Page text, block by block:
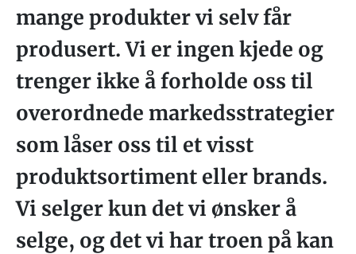
mange produkter vi selv får
produsert. Vi er ingen kjede og
trenger ikke å forholde oss til
overordnede markedsstrategier
som låser oss til et visst
produktsortiment eller brands.
Vi selger kun det vi ønsker å
selge, og det vi har troen på kan